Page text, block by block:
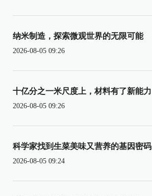
纳米制造，探索微观世界的无限可能
2026-08-05 09:26
十亿分之一米尺度上，材料有了新能力
2026-08-05 09:26
科学家找到生菜美味又营养的基因密码
2026-08-05 09:24